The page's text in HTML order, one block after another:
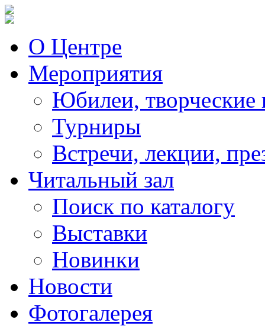
О Центре
Мероприятия
Юбилеи, творческие
Турниры
Встречи, лекции,
Читальный зал
Поиск по каталогу
Выставки
Новинки
Новости
Фотогалерея